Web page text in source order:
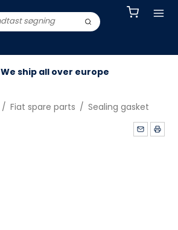
We ship all over europe
/ Fiat spare parts / Sealing gasket